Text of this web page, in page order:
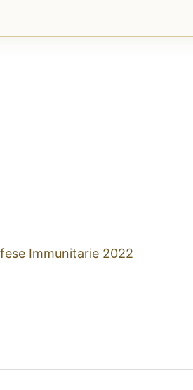
Immunitarie 2022